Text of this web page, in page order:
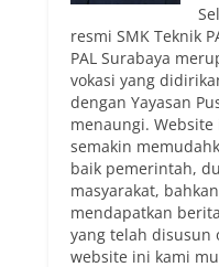
resmi SMK Teknik
PAL Surabaya
vokasi yang
dengan Yayasan
menaungi.
semakin
baik pemerintah,
masyarakat,
mendapatkan
yang telah disusun
website ini kami